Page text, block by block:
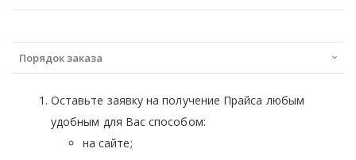
Порядок заказа
Оставьте заявку на получение Прайса любым
удобным для Вас способом:
на сайте;